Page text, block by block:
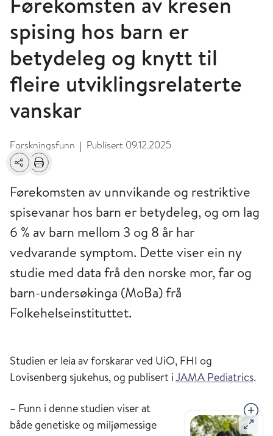
spising hos barn er
betydeleg og knytt til
fleire utviklingsrelaterte
vanskar
Forskningsfunn | Publisert 09.12.2025
Del Skriv ut
Førekomsten av unnvikande og restriktive
spisevanar hos barn er betydeleg, og om lag
6 % av barn mellom 3 og 8 år har
vedvarande symptom. Dette viser ein ny
studie med data frå den norske mor, far og
barn-undersøkinga (MoBa) frå
Folkehelseinstituttet.
Studien er leia av forskarar ved UiO, FHI og
Lovisenberg sjukehus, og publisert iJAMA Pediatrics.
– Funn i denne studien viser at
både genetiske og miljømessige